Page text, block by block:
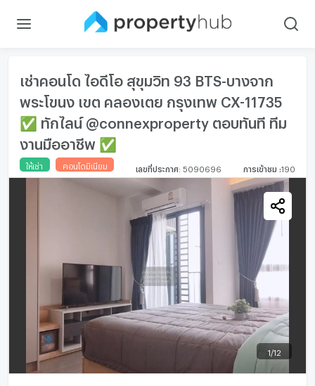
เช่าคอนโด ไอดีโอ สุขุมวิท 93 BTS-บางจาก
พระโขนง เขต คลองเตย กรุงเทพ CX-11735
✅ ทักไลน์ @connexproperty ตอบทันที ทีม
งานมืออาชีพ ✅
ให้เช่า คอนโดมิเนียม เลขที่ประกาศ 5090696 การเข้าชม :190
1 /12